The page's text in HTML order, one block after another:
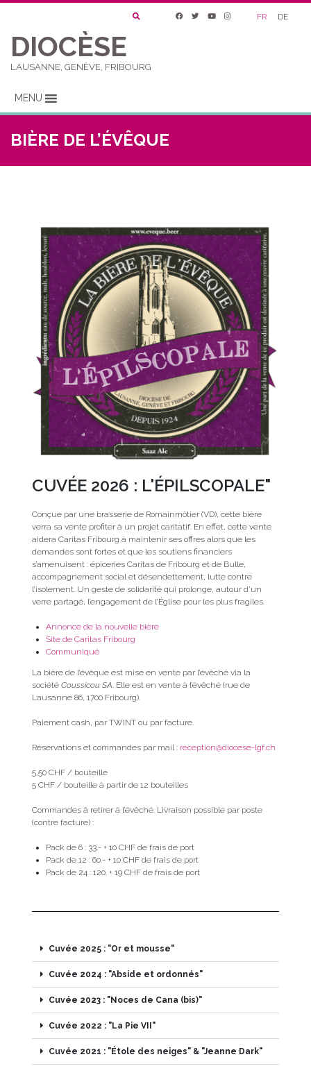
FR DE
DIOCÈSE
LAUSANNE, GENÈVE, FRIBOURG
MENU
BIÈRE DE L’ÉVÊQUE
CUVÉE 2026 : L'ÉPILSCOPALE"
Conçue par une brasserie de Romainmôtier (VD), cette bière
verra sa vente profiter à un projet caritatif. En effet, cette vente
aidera Caritas Fribourg à maintenir ses offres alors que les
demandes sont fortes et que les soutiens financiers
s’amenuisent : épiceries Caritas de Fribourg et de Bulle,
accompagnement social et désendettement, lutte contre
l’isolement. Un geste de solidarité qui prolonge, autour d’un
verre partagé, l’engagement de l’Église pour les plus fragiles.
Annonce de la nouvelle bière
Site de Caritas Fribourg
Communiqué
La bière de l’évêque est mise en vente par l’évêché via la
société Coussicou SA. Elle est en vente à l’évêché (rue de
Lausanne 86, 1700 Fribourg).
Paiement cash, par TWINT ou par facture.
Réservations et commandes par mail : reception@diocese-lgf.ch
5,50 CHF / bouteille
5 CHF / bouteille à partir de 12 bouteilles
Commandes à retirer à l’évêché. Livraison possible par poste
(contre facture) :
Pack de 6 : 33.- + 10 CHF de frais de port
Pack de 12 : 60.- + 10 CHF de frais de port
Pack de 24 : 120. + 19 CHF de frais de port
Cuvée 2025 : "Or et mousse"
Cuvée 2024 : "Abside et ordonnés"
Cuvée 2023 : "Noces de Cana (bis)"
Cuvée 2022 : "La Pie VII"
Cuvée 2021 : "Étole des neiges" & "Jeanne Dark"